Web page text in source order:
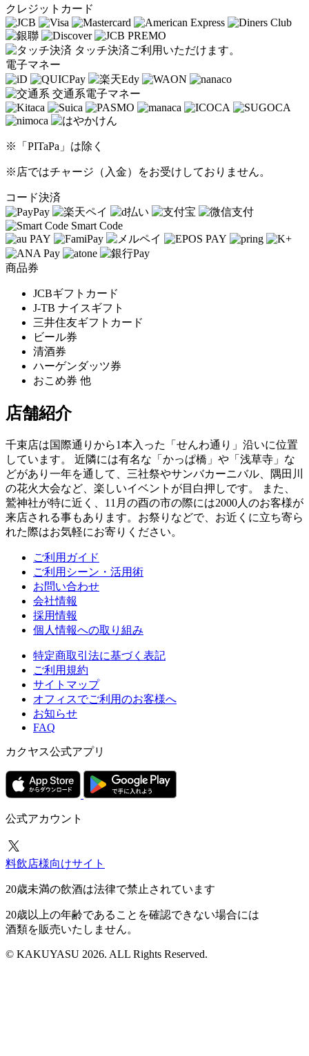
クレジットカード
タッチ決済ご利用いただけます。
電子マネー
交通系電子マネー
※「PITaPa」は除く
※店ではチャージ（入金）をお受けしておりません。
コード決済
Smart Code
商品券
JCBギフトカード
J-TB ナイスギフト
三井住友ギフトカード
ビール券
清酒券
ハーゲンダッツ券
おこめ券 他
店舗紹介
千束店は国際通りから1本入った「せんわ通り」沿いに位置
しています。 近隣には有名な「かっぱ橋」や「浅草寺」な
どがあり一年を通して、三社祭やサンバカーニバル、隅田川
の花火大会など、楽しいイベントが目白押しです。 また、
鷲神社が特に近く、11月の酉の市の際には2000人のお客様が
来店される事もあります。お祭りなどで、お近くに立ち寄ら
れた際はお気軽にお寄りください。
ご利用ガイド
ご利用シーン・活用術
お問い合わせ
会社情報
採用情報
個人情報への取り組み
特定商取引法に基づく表記
ご利用規約
サイトマップ
オフィスでご利用のお客様へ
お知らせ
FAQ
カクヤス公式アプリ
公式アカウント
料飲店様向けサイト
20歳未満の飲酒は法律で禁止されています
20歳以上の年齢であることを確認できない場合には
酒類を販売いたしません。
© KAKUYASU 2026. ALL Rights Reserved.